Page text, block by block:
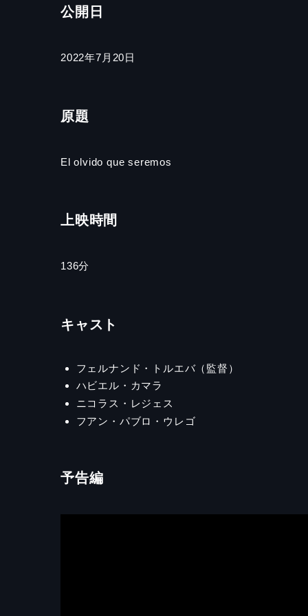
公開日
2022年7月20日
原題
El olvido que seremos
上映時間
136分
キャスト
フェルナンド・トルエバ（監督）
ハビエル・カマラ
ニコラス・レジェス
フアン・パブロ・ウレゴ
予告編